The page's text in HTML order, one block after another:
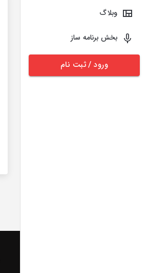
وبلاگ
بخش برنامه ساز
ورود / ثبت نام